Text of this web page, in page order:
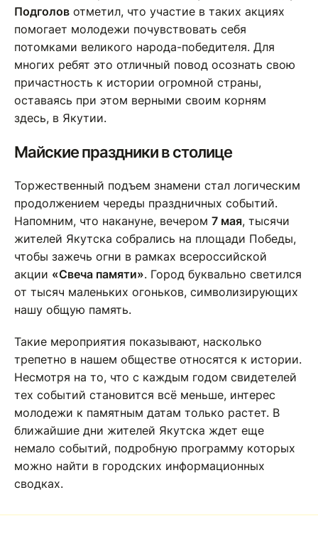
Подголов отметил, что участие в таких акциях
помогает молодежи почувствовать себя
потомками великого народа-победителя. Для
многих ребят это отличный повод осознать свою
причастность к истории огромной страны,
оставаясь при этом верными своим корням
здесь, в Якутии.
Майские праздники в столице
Торжественный подъем знамени стал логическим
продолжением череды праздничных событий.
Напомним, что накануне, вечером 7 мая, тысячи
жителей Якутска собрались на площади Победы,
чтобы зажечь огни в рамках всероссийской
акции «Свеча памяти». Город буквально светился
от тысяч маленьких огоньков, символизирующих
нашу общую память.
Такие мероприятия показывают, насколько
трепетно в нашем обществе относятся к истории.
Несмотря на то, что с каждым годом свидетелей
тех событий становится всё меньше, интерес
молодежи к памятным датам только растет. В
ближайшие дни жителей Якутска ждет еще
немало событий, подробную программу которых
можно найти в городских информационных
сводках.